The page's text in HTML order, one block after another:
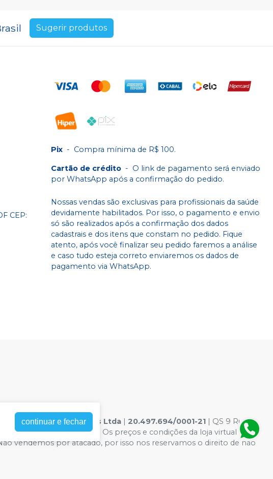
Sugerir produtos
CEP:
Pix - Compra mínima de R$ 100.
Cartão de crédito - O link de pagamento será enviado
por WhatsApp após a confirmação do pedido.
Nossas vendas são exclusivas para profissionais da saúde
devidamente habilitados. Por isso, o pagamento e envio
só são realizados após a confirmação dos dados
cadastrais e dos itens que constam no pedido. Fique
atento, após você finalizar seu pedido faremos a análise
e caso tudo esteja correto enviaremos os dados de
pagamento via WhatsApp.
Materiais Odontologicos Ltda | 20.497.694/0001-21 | QS 9 Rua
meramente ilustrativas - Os preços e condições da loja virtual estão
vendemos por atacado, por isso nos reservamos o direito de não
continuar e fechar